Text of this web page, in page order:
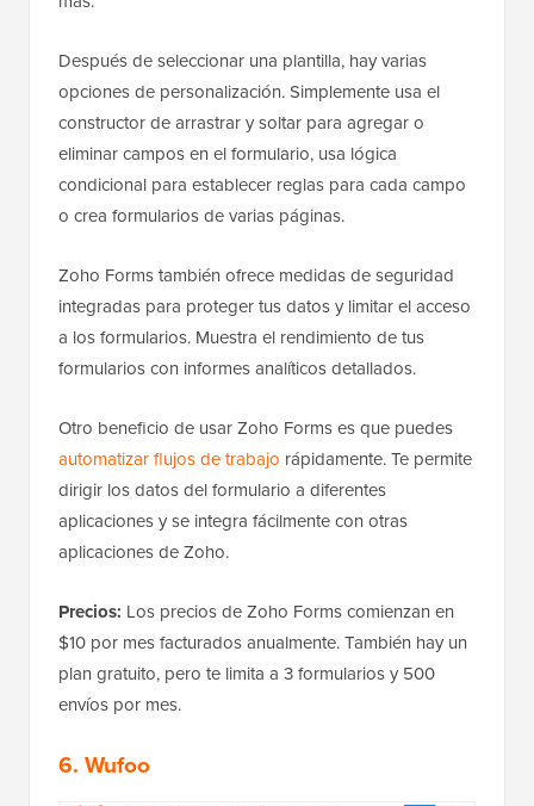
Después de seleccionar una plantilla, hay varias
opciones de personalización. Simplemente usa el
constructor de arrastrar y soltar para agregar o
eliminar campos en el formulario, usa lógica
condicional para establecer reglas para cada campo
o crea formularios de varias páginas.
Zoho Forms también ofrece medidas de seguridad
integradas para proteger tus datos y limitar el acceso
a los formularios. Muestra el rendimiento de tus
formularios con informes analíticos detallados.
Otro beneficio de usar Zoho Forms es que puedes
automatizar flujos de trabajo rápidamente. Te permite
dirigir los datos del formulario a diferentes
aplicaciones y se integra fácilmente con otras
aplicaciones de Zoho.
Precios: Los precios de Zoho Forms comienzan en
$10 por mes facturados anualmente. También hay un
plan gratuito, pero te limita a 3 formularios y 500
envíos por mes.
6. Wufoo